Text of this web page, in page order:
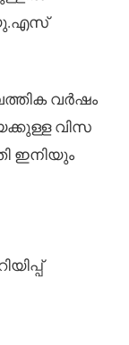
യു.എസ്
വർഷം
വിസ
ഇനിയും